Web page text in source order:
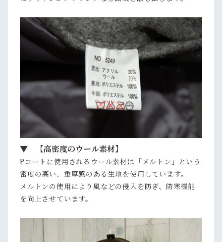
▼ 【高密度のウール素材】
Pコートに使用されるウール素材は「メルトン」という
密度の高い、重厚感のある生地を使用しています。
メルトンの使用により風などの侵入を防ぎ、防寒機能
を向上させています。